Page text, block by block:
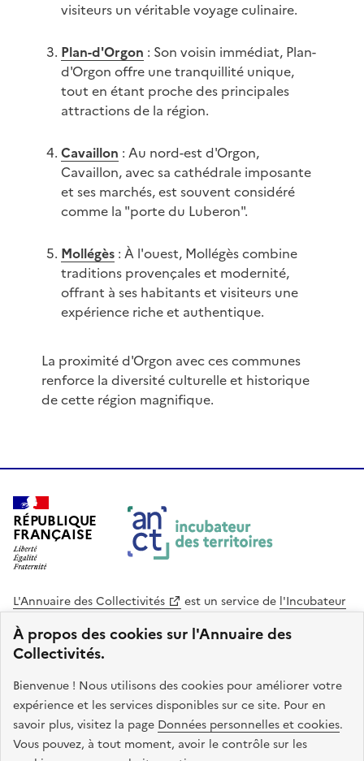
À propos des cookies sur l'Annuaire des
Collectivités.
Bienvenue ! Nous utilisons des cookies pour améliorer votre
expérience et les services disponibles sur ce site. Pour en
savoir plus, visitez la page Données personnelles et cookies.
Vous pouvez, à tout moment, avoir le contrôle sur les
visiteurs un véritable voyage culinaire.
Plan-d'Orgon : Son voisin immédiat, Plan-
d'Orgon offre une tranquillité unique,
tout en étant proche des principales
attractions de la région.
Cavaillon : Au nord-est d'Orgon,
Cavaillon, avec sa cathédrale imposante
et ses marchés, est souvent considéré
comme la "porte du Luberon".
Mollégès: À l'ouest, Mollégès combine
traditions provençales et modernité,
offrant à ses habitants et visiteurs une
expérience riche et authentique.
La proximité d'Orgon avec ces communes
renforce la diversité culturelle et historique
de cette région magnifique.
RÉPUBLIQUE
FRANÇAISE
L'Annuaire des Collectivités est un service de l'Incubateur
des Territoires
Cohésion des Territoires
. Le code source de ce site web
est disponible en licence libre. Le design de ce site est conçu
avec le système de design de l’État.
legifrance.gouv.fr
info.gouv.fr
service-public.gouv.fr
data.gouv.fr